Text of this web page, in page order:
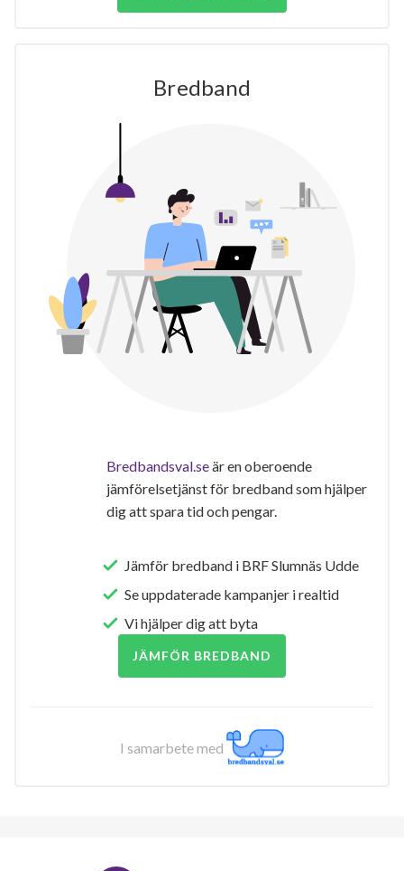
Bredband
Bredbandsval.seär en oberoende
jämförelsetjänst för bredband som hjälper
dig att spara tid och pengar.
Jämför bredband i BRF Slumnäs Udde
Se uppdaterade kampanjer i realtid
Vi hjälper dig att byta
JÄMFÖR BREDBAND
I samarbete med